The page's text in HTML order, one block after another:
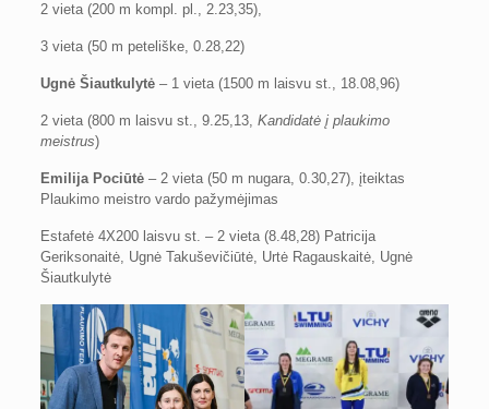
2 vieta (200 m kompl. pl., 2.23,35),
3 vieta (50 m peteliške, 0.28,22)
Ugnė Šiautkulytė– 1 vieta (1500 m laisvu st., 18.08,96)
2 vieta (800 m laisvu st., 9.25,13, Kandidatė į plaukimo
meistrus)
Emilija Pociūtė – 2 vieta (50 m nugara, 0.30,27), įteiktas
Plaukimo meistro vardo pažymėjimas
Estafetė 4X200 laisvu st. – 2 vieta (8.48,28) Patricija
Geriksonaitė, Ugnė Takuševičiūtė, Urtė Ragauskaitė, Ugnė
Šiautkulytė